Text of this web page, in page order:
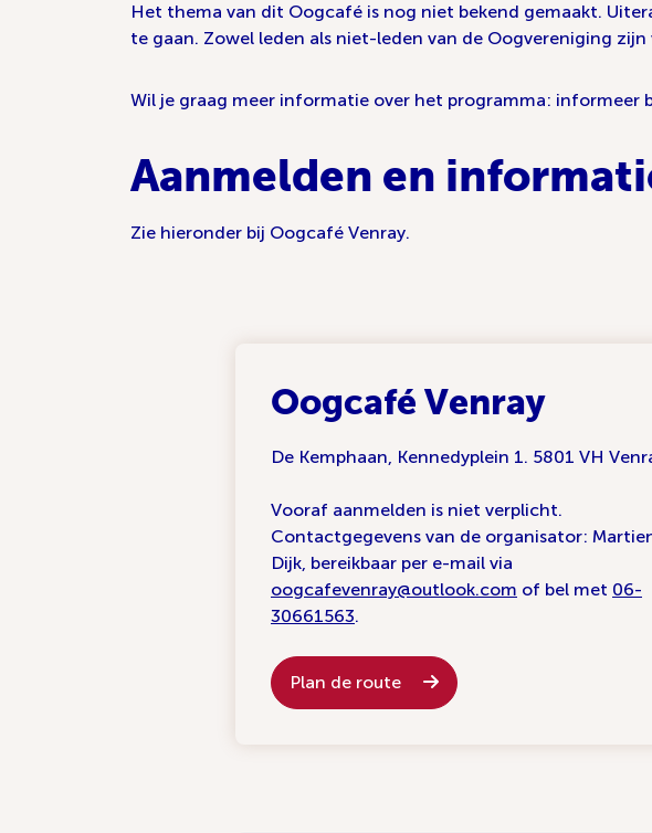
Het thema van dit Oogcafé is nog niet bekend gemaakt.
te gaan. Zowel leden als niet-leden van de Oogvereniging
Wil je graag meer informatie over het programma: informeer
Aanmelden en
Zie hieronder bij Oogcafé Venray.
Oogcafé Venray
De Kemphaan, Kennedyplein 1. 5801 VH
Vooraf aanmelden is niet verplicht.
Contactgegevens van de organisator:
Dijk, bereikbaar per e-mail via
oogcafevenray@outlook.com of bel met 06-
30661563.
Plan de route